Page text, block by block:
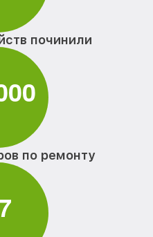
починили
00
по ремонту